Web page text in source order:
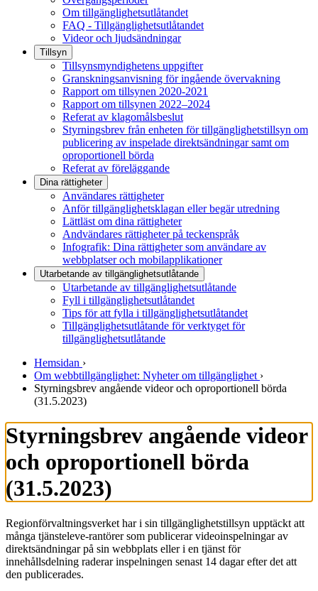
Om tillgänglighetsutlåtandet
FAQ - Tillgänglighetsutlåtandet
Videor och ljudsändningar
Tillsyn
Tillsynsmyndighetens uppgifter
Granskningsanvisning för ingående övervakning
Rapport om tillsynen 2020-2021
Rapport om tillsynen 2022–2024
Referat av klagomålsbeslut
Styrningsbrev från enheten för tillgänglighetstillsyn om
publicering av inspelade direktsändningar samt om
oproportionell börda
Referat av föreläggande
Dina rättigheter
Användares rättigheter
Anför tillgänglighetsklagan eller begär utredning
Lättläst om dina rättigheter
Andvändares rättigheter på teckenspråk
Infografik: Dina rättigheter som användare av
webbplatser och mobilapplikationer
Utarbetande av tillgänglighets­utlåtande
Utarbetande av tillgänglighetsutlåtande
Fyll i tillgänglighetsutlåtandet
Tips för att fylla i tillgänglighetsutlåtandet
Tillgänglighetsutlåtande för verktyget för
tillgänglighetsutlåtande
Hemsidan ›
Om webbtillgänglighet: Nyheter om tillgänglighet ›
Styrningsbrev angående videor och oproportionell börda
(31.5.2023)
Styrningsbrev angående videor
och oproportionell börda
(31.5.2023)
Regionförvaltningsverket har i sin tillgänglighetstillsyn upptäckt att
många tjänsteleve-rantörer som publicerar videoinspelningar av
direktsändningar på sin webbplats eller i en tjänst för
innehållsdelning raderar inspelningen senast 14 dagar efter det att
den publicerades.